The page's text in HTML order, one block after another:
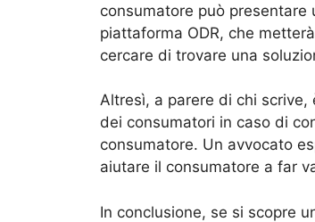
consumatore può
piattaforma ODR, che
cercare di trovare una
Altresì, a parere di chi
dei consumatori in caso di
consumatore. Un avvocato
aiutare il consumatore a far
In conclusione, se si scopre